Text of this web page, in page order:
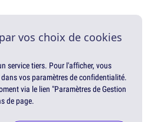
vos choix de cookies
service tiers. Pour l'afficher, vous
vos paramètres de confidentialité.
via le lien "Paramètres de Gestion
de page.